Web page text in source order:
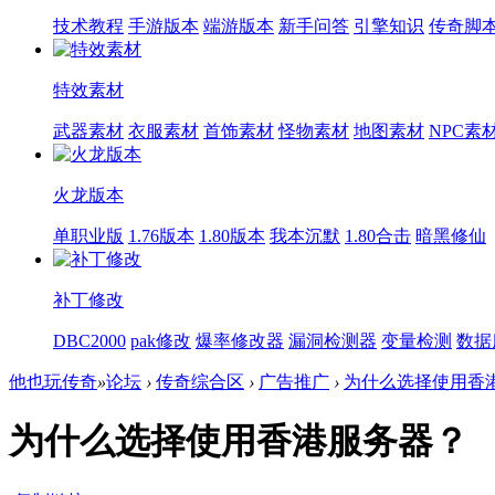
技术教程 手游版本 端游版本 新手问答 引擎知识 传奇脚
特效素材
武器素材 衣服素材 首饰素材 怪物素材 地图素材 NPC素
火龙版本
单职业版 1.76版本 1.80版本 我本沉默 1.80合击 暗黑修仙
补丁修改
DBC2000 pak修改 爆率修改器 漏洞检测器 变量检测 数
他也玩传奇»论坛 › 传奇综合区 › 广告推广 › 为什么选择使用香
为什么选择使用香港服务器？